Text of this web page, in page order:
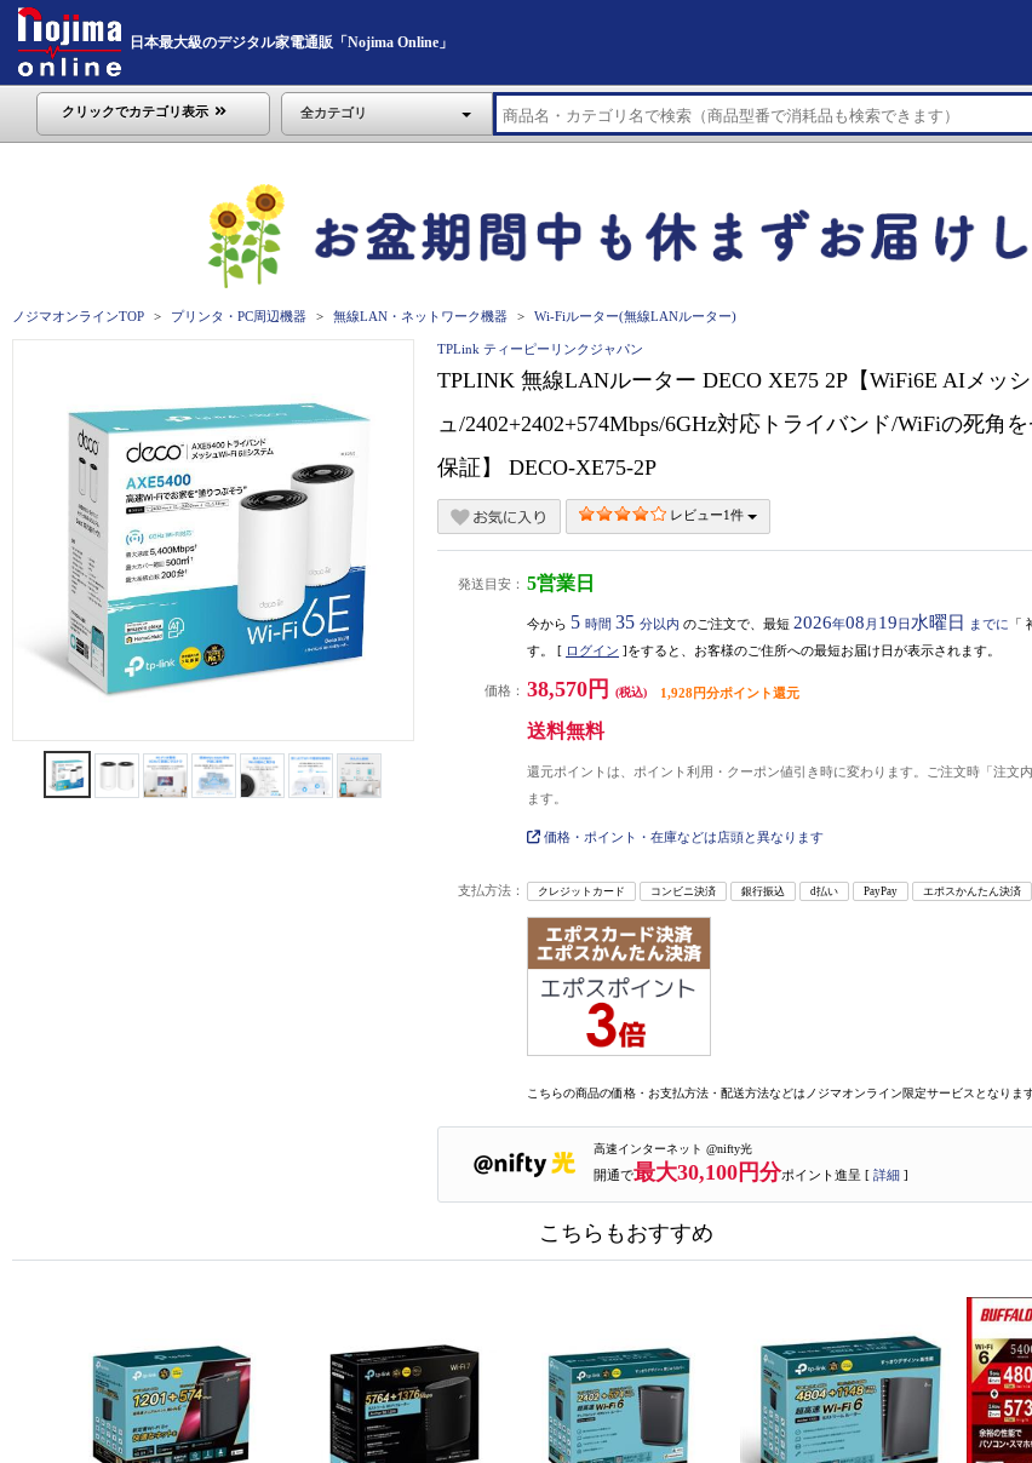
日本最大級のデジタル家電通販「Nojima Online」
クリックでカテゴリ表示 全カテゴリ
ノジマオンラインTOP プリンタ・PC周辺機器 無線LAN・ネットワーク機器 Wi-Fiルーター(無線LANルーター)
TPLink ティーピーリンクジャパン
TPLINK 無線LANルーター DECO XE75 2P【WiFi6E AIメッシ
ュ/2402+2402+574Mbps/6GHz対応トライバンド/WiFiの死角
保証】 DECO-XE75-2P
レビュー1件
発送目安： 5営業日
今から 5 時間 35 分以内 のご注文で、最短 2026年08 月 19日 水曜日 までに 「
す。 [ ログイン ]をすると、お客様のご住所への最短お届け日が表示されます。
価格： 38,570円 (税込) 1,928円分ポイント還元
送料無料
還元ポイントは、ポイント利用・クーポン値引き時に変わります。ご注文時「注文
ます。
価格・ポイント・在庫などは店頭と異なります
支払方法： クレジットカード コンビニ決済 銀行振込 d払い PayPay エポスかんたん決済
こちらの商品の価格・お支払方法・配送方法などはノジマオンライン限定サービスとなります
高速インターネット @nifty光
開通で最大30,100円分ポイント進呈 [ 詳細 ]
こちらもおすすめ